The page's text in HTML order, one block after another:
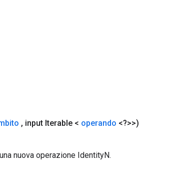
, input Iterable < operando <?>>)
nuova operazione IdentityN.